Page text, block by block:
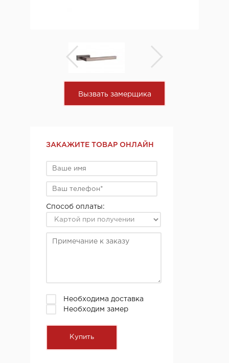
Вызвать замерщика
ЗАКАЖИТЕ ТОВАР ОНЛАЙН
Способ оплаты:
Необходима доставка
Необходим замер